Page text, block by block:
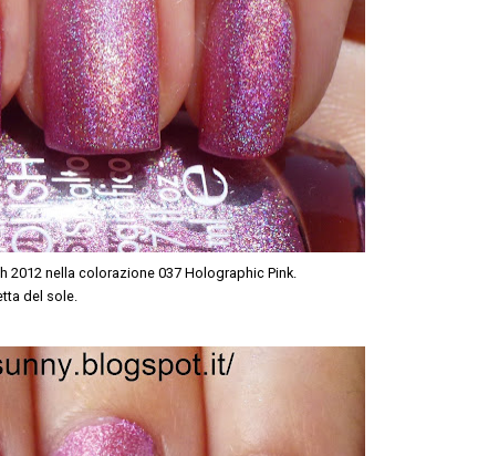
2012 nella colorazione 037 Holographic Pink.
del sole.